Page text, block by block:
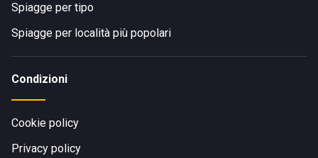
Spiagge per tipo
Spiagge per località più popolari
Condizioni
Cookie policy
Privacy policy